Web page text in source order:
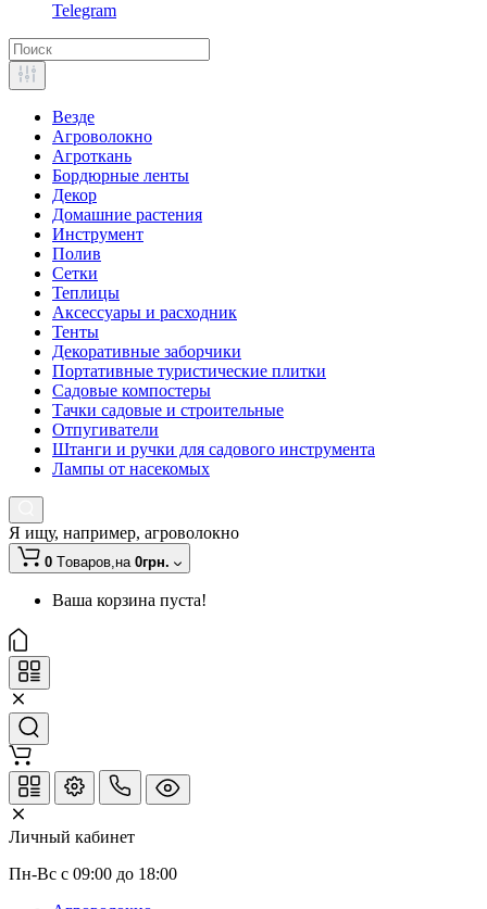
Telegram
Везде
Агроволокно
Агроткань
Бордюрные ленты
Декор
Домашние растения
Инструмент
Полив
Сетки
Теплицы
Аксессуары и расходник
Тенты
Декоративные заборчики
Портативные туристические плитки
Садовые компостеры
Тачки садовые и строительные
Отпугиватели
Штанги и ручки для садового инструмента
Лампы от насекомых
Я ищу, например, агроволокно
0 Tоваров,на 0грн.
Ваша корзина пуста!
Личный кабинет
Пн-Вс с 09:00 до 18:00